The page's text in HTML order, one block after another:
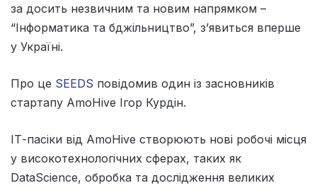
за досить незвичним та новим напрямком –
“Інформатика та бджільництво”, з’явиться вперше
у Україні.
Про це SEEDS повідомив один із засновників
стартапу AmoHive Ігор Курдін.
ІТ-пасіки від AmoHive створюють нові робочі місця
у високотехнологічних сферах, таких як
DataScience, обробка та дослідження великих